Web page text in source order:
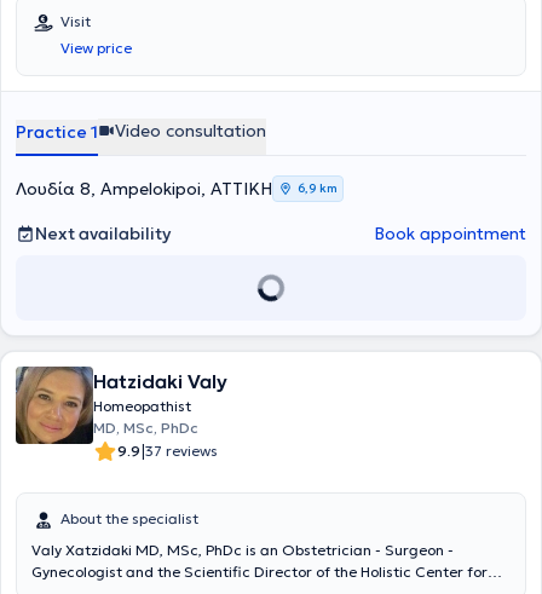
Visit
View price
Practice 1 Video consultation
Λουδία 8, Ampelokipoi, ΑΤΤΙΚΗ 6,9 km
Next availability Book appointment
Hatzidaki Valy
Homeopathist
MD, MSc, PhDc
9.9|37 reviews
About the specialist
Valy Xatzidaki MD, MSc, PhDc is an Obstetrician - Surgeon -
Gynecologist and the Scientific Director of the Holistic Center for